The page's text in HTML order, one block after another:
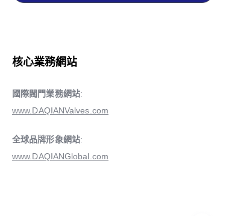
核心業務網站
國際閥門業務網站:
www.DAQIANValves.com
全球品牌形象網站:
www.DAQIANGlobal.com